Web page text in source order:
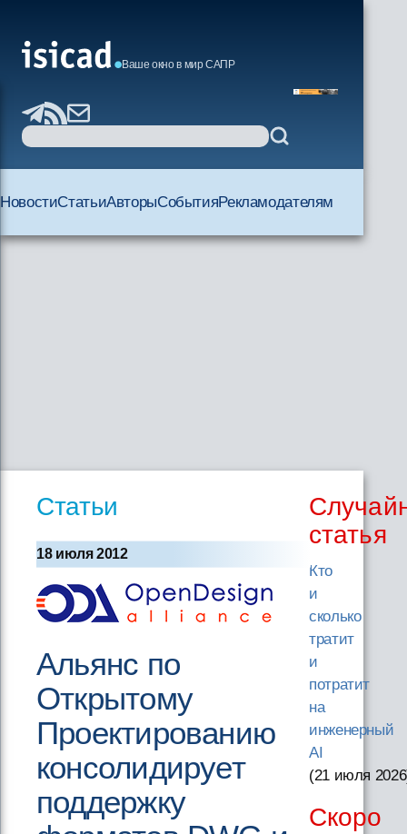
Ваше окно в мир САПР
НовостиСтатьиАвторыСобытияРекламодателям
Статьи
18 июля 2012
Альянс по
Открытому
Проектированию
консолидирует
поддержку
статья
Кто
и
сколько
тратит
и
потратит
на
инженерный
AI
(21 июля 2026
Скоро